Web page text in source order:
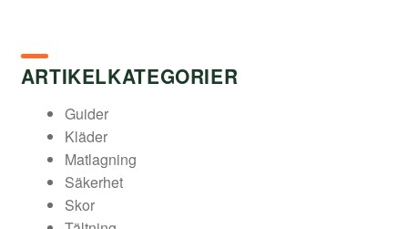
ARTIKELKATEGORIER
Guider
Kläder
Matlagning
Säkerhet
Skor